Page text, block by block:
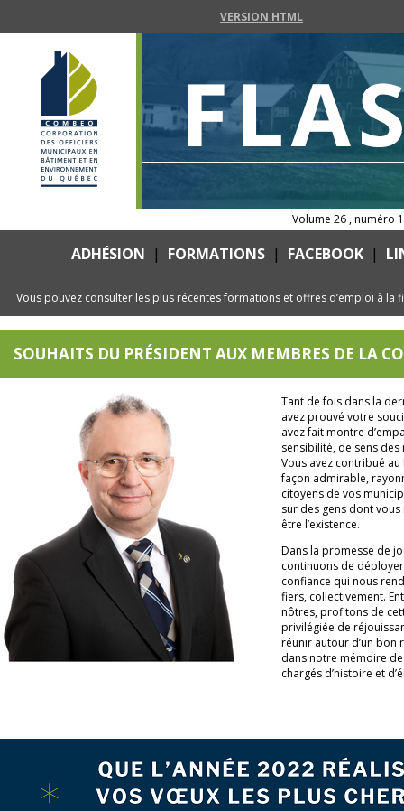
VERSION HTML
Volume 26 , numéro
ADHÉSION | FORMATIONS | FACEBOOK |
Vous pouvez consulter les plus récentes formations et offres d’emploi à la
SOUHAITS DU PRÉSIDENT AUX MEMBRES DE LA
Tant de fois dans la
avez prouvé votre
avez fait montre
sensibilité, de sens
Vous avez contribué
façon admirable,
citoyens de vos
sur des gens dont
être l’existence.
Dans la promesse de
continuons de
confiance qui nous
fiers, collectivement.
nôtres, profitons de
privilégiée de
réunir autour d’un bon
dans notre mémoire
chargés d’histoire et